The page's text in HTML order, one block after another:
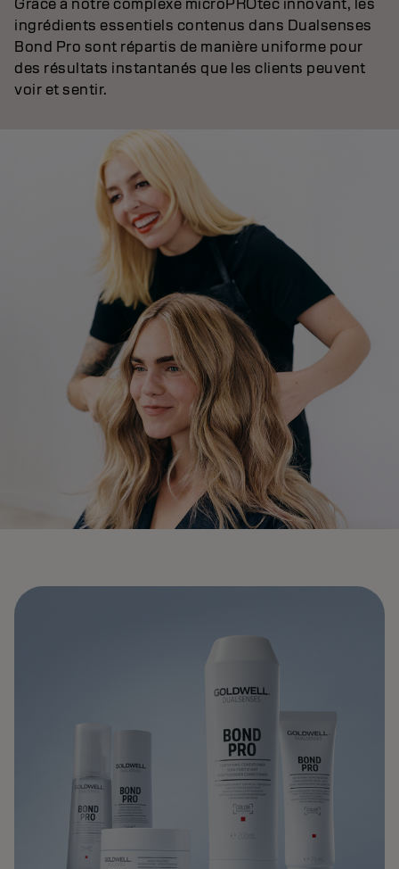
Grâce à notre complexe microPROtec innovant, les
ingrédients essentiels contenus dans Dualsenses
Bond Pro sont répartis de manière uniforme pour
des résultats instantanés que les clients peuvent
voir et sentir.